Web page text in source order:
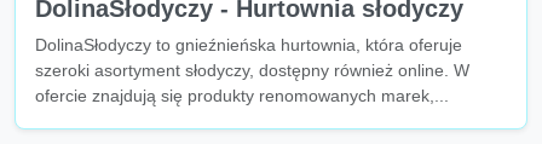
DolinaSłodyczy - Hurtownia słodyczy
DolinaSłodyczy to gnieźnieńska hurtownia, która oferuje
szeroki asortyment słodyczy, dostępny również online. W
ofercie znajdują się produkty renomowanych marek,...